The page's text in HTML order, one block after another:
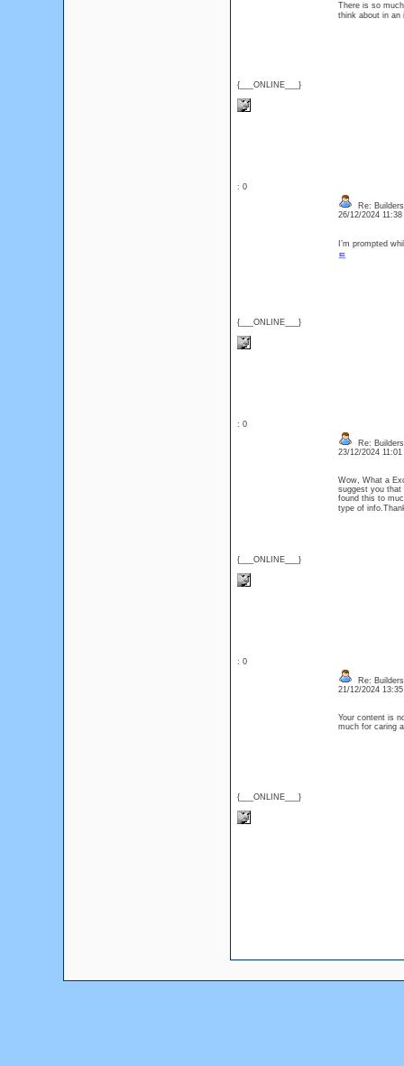
{___ONLINE___}
There is so
think about in
: 0
{___ONLINE___}
Re:
26/12/2024
I’m prompted
트
: 0
{___ONLINE___}
Re:
23/12/2024
Wow, What a
suggest you
found this to
type of
: 0
{___ONLINE___}
Re:
21/12/2024
Your content is
much for caring